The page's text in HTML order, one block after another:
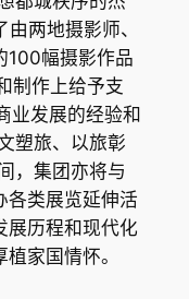
两地摄影师、
100幅摄影作品
制作上给予支
业发展的经验和
塑旅、以旅彰
，集团亦将与
各类展览延伸活
展历程和现代化
家国情怀。